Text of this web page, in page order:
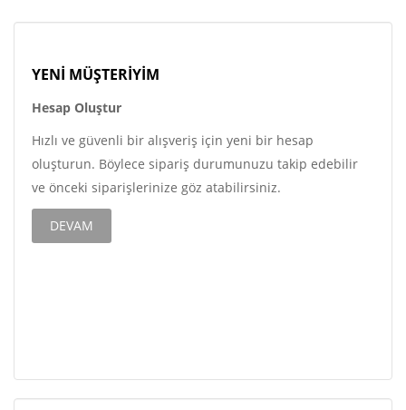
YENI MÜŞTERIYIM
Hesap Oluştur
Hızlı ve güvenli bir alışveriş için yeni bir hesap
oluşturun. Böylece sipariş durumunuzu takip edebilir
ve önceki siparişlerinize göz atabilirsiniz.
DEVAM